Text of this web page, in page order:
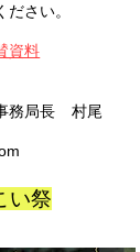
さい。
資料
務局長 村尾
い祭